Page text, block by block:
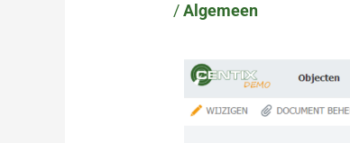
/Algemeen